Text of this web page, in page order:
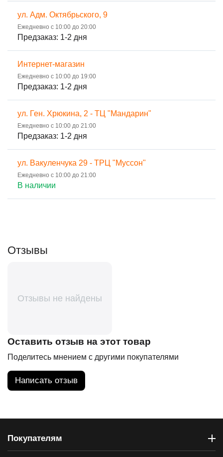
ул. Адм. Октябрьского, 9
Ежедневно с 10:00 до 20:00
Предзаказ: 1-2 дня
Интернет-магазин
Ежедневно с 10:00 до 19:00
Предзаказ: 1-2 дня
ул. Ген. Хрюкина, 2 - ТЦ "Мандарин"
Ежедневно с 10:00 до 21:00
Предзаказ: 1-2 дня
ул. Вакуленчука 29 - ТРЦ "Муссон"
Ежедневно с 10:00 до 21:00
В наличии
Отзывы
Отзывы не найдены
Оставить отзыв на этот товар
Поделитесь мнением с другими покупателями
Написать отзыв
Покупателям